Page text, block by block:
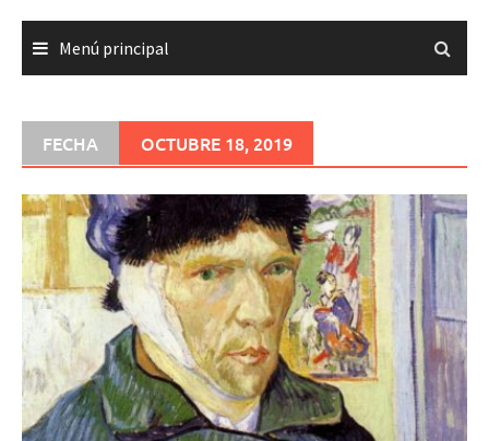
Menú principal
FECHA OCTUBRE 18, 2019